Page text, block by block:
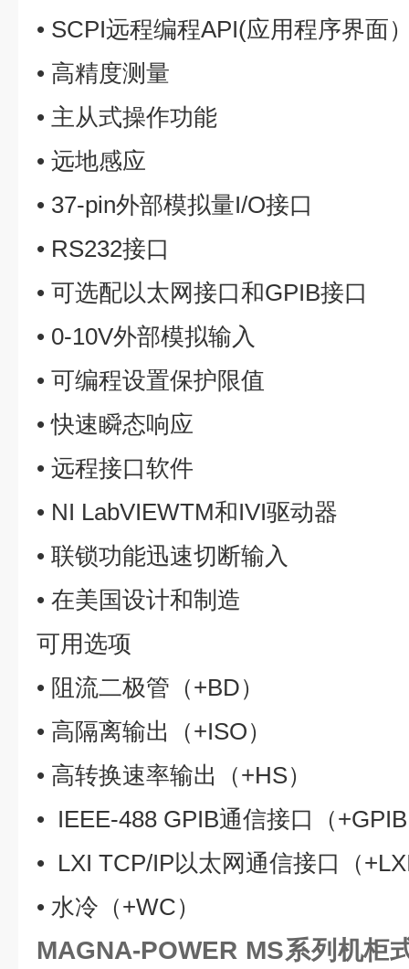
• SCPI远程编程API(应用程序界面
• 高精度测量
• 主从式操作功能
• 远地感应
• 37-pin外部模拟量I/O接口
• RS232接口
• 可选配以太网接口和GPIB接口
• 0-10V外部模拟输入
• 可编程设置保护限值
• 快速瞬态响应
• 远程接口软件
• NI LabVIEWTM和IVI驱动器
• 联锁功能迅速切断输入
• 在美国设计和制造
可用选项
• 阻流二极管（+BD）
• 高隔离输出（+ISO）
• 高转换速率输出（+HS）
• IEEE-488 GPIB通信接口（
• LXI TCP/IP以太网通信接口（
• 水冷（+WC）
MAGNA-POWER MS系列机柜